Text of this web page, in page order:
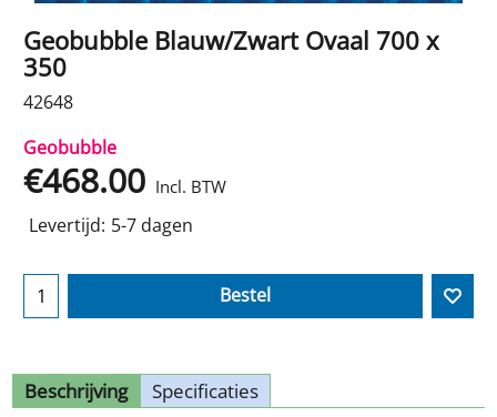
Geobubble Blauw/Zwart Ovaal 700 x
350
42648
Geobubble
€468.00 Incl. BTW
Levertijd: 5-7 dagen
Bestel
Beschrijving Specificaties